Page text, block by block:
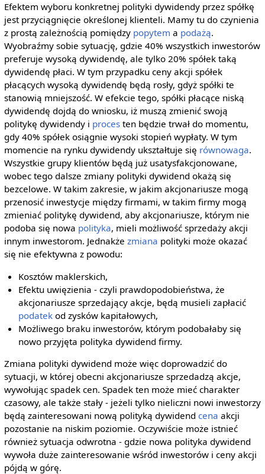
Efektem wyboru konkretnej polityki dywidendy przez spółkę
jest przyciągnięcie określonej klienteli. Mamy tu do czynienia
z prostą zależnością pomiędzy popytem a podażą.
Wyobraźmy sobie sytuację, gdzie 40% wszystkich inwestorów
preferuje wysoką dywidendę, ale tylko 20% spółek taką
dywidendę płaci. W tym przypadku ceny akcji spółek
płacących wysoką dywidendę będą rosły, gdyż spółki te
stanowią mniejszość. W efekcie tego, spółki płacące niską
dywidendę dojdą do wniosku, iż muszą zmienić swoją
politykę dywidendy i procesten będzie trwał do momentu,
gdy 40% spółek osiągnie wysoki stopień wypłaty. W tym
momencie na rynku dywidendy ukształtuje się równowaga.
Wszystkie grupy klientów będą już usatysfakcjonowane,
wobec tego dalsze zmiany polityki dywidend okażą się
bezcelowe. W takim zakresie, w jakim akcjonariusze mogą
przenosić inwestycje między firmami, w takim firmy mogą
zmieniać politykę dywidend, aby akcjonariusze, którym nie
podoba się nowa polityka, mieli możliwość sprzedaży akcji
innym inwestorom. Jednakże zmiana polityki może okazać
się nie efektywna z powodu:
Kosztów maklerskich,
Efektu uwięzienia - czyli prawdopodobieństwa, że
akcjonariusze sprzedający akcje, będą musieli zapłacić
podatek od zysków kapitałowych,
Możliwego braku inwestorów, którym podobałaby się
nowo przyjęta polityka dywidend firmy.
Zmiana polityki dywidend może więc doprowadzić do
sytuacji, w której obecni akcjonariusze sprzedadzą akcje,
wywołując spadek cen. Spadek ten może mieć charakter
czasowy, ale także stały - jeżeli tylko nieliczni nowi inwestorzy
będą zainteresowani nową polityką dywidend cena akcji
pozostanie na niskim poziomie. Oczywiście może istnieć
również sytuacja odwrotna - gdzie nowa polityka dywidend
wywoła duże zainteresowanie wśród inwestorów i ceny akcji
pójdą w górę.